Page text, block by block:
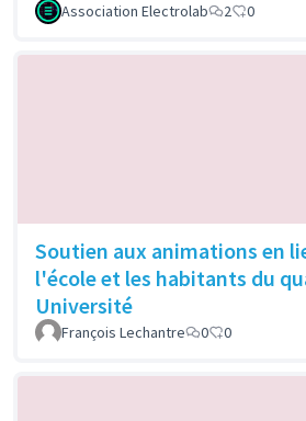
Association Electrolab 2 0
Soutien aux animations en
l'école et les habitants du
Université
François Lechantre 0 0